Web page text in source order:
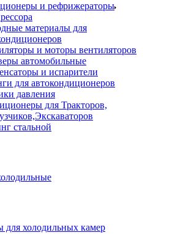
и рефрижераторы
материалы для
и моторы вентиляторов
автомобильные
и испарители
для автокондиционеров
давления
для Тракторов,
стальной
для холодильных камер